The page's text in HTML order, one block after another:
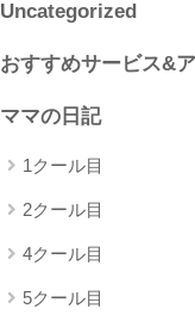
Uncategorized
おすすめサービス&
ママの日記
1クール目
2クール目
4クール目
5クール目